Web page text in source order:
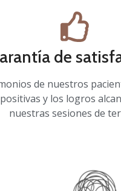
de
de nuestros
y los logros
nuestras sesiones de